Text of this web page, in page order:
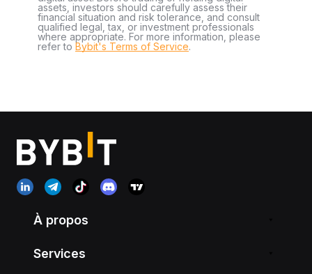
assets, investors should carefully assess their
financial situation and risk tolerance, and consult
qualified legal, tax, or investment professionals
where appropriate. For more information, please
refer to Bybit's Terms of Service.
À propos
Services